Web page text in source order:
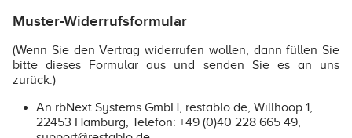
Muster-Widerrufsformular
(Wenn Sie den Vertrag widerrufen wollen, dann füllen Sie
bitte dieses Formular aus und senden Sie es an uns
zurück.)
An rbNext Systems GmbH, restablo.de, Willhoop 1,
22453 Hamburg, Telefon: +49 (0)40 228 665 49,